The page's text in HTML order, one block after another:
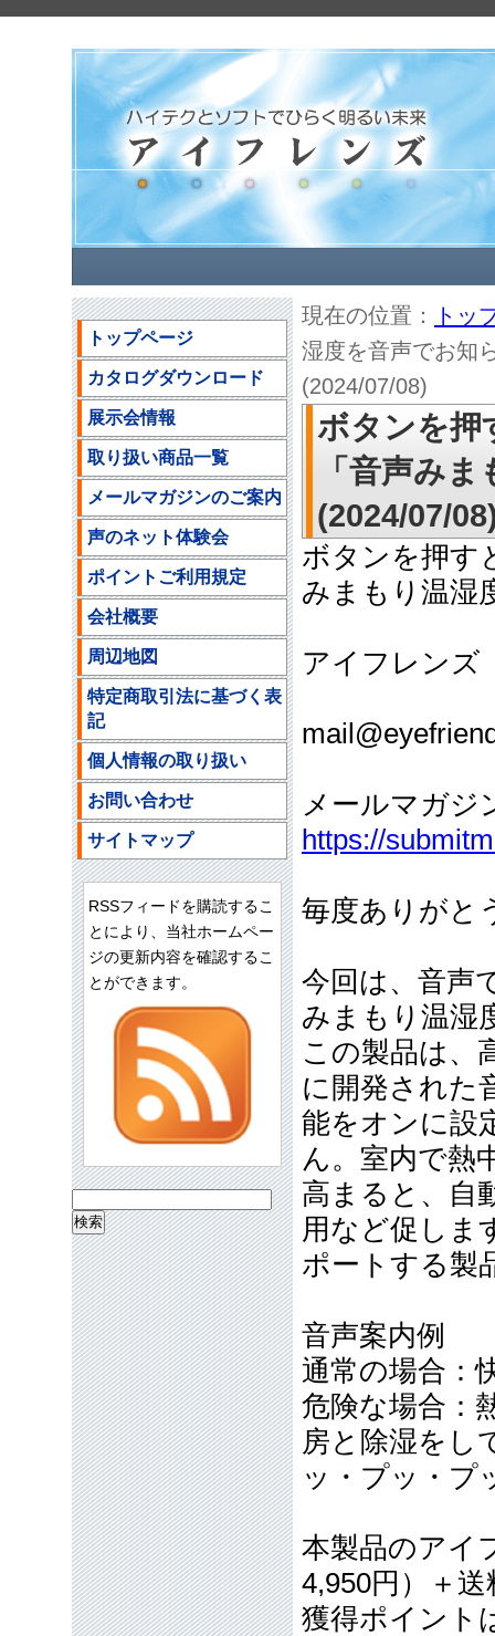
現在の位置：
トッ
湿度を音声でお知
(2024/07/08)
ボタンを押
「音声み
(2024/07/
ボタンを押す
みまもり温湿
アイフレン
メールマガジ
https://
毎度ありがと
今回は、音声
みまもり温湿
この製品は、
に開発された
能をオンに設
ん。室内で熱
高まると、自
用など促しま
ポートする製
音声案内例
通常の場合：
危険な場合：
房と除湿をし
ッ・プッ・プ
本製品のアイ
4,950円）＋
獲得ポイント
トップページ
カタログダウンロード
展示会情報
取り扱い商品一覧
メールマガジンのご案内
声のネット体験会
ポイントご利用規定
会社概要
周辺地図
特定商取引法に基づく表
記
個人情報の取り扱い
お問い合わせ
サイトマップ
RSSフィードを購読するこ
とにより、当社ホームペー
ジの更新内容を確認するこ
とができます。
索: